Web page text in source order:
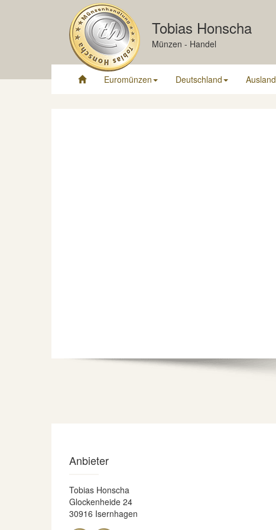
Tobias Honscha
Münzen - Handel
Euromünzen Deutschland Ausland
Anbieter
Tobias Honscha
Glockenheide 24
30916 Isernhagen